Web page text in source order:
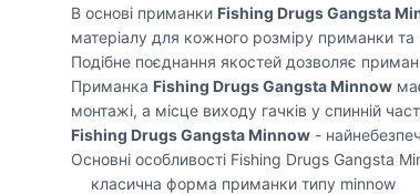
В основі приманки Fishing Drugs Gangsta
матеріалу для кожного розміру приманки та
Подібне поєднання якостей дозволяє
Приманка Fishing Drugs Gangsta Minnow
монтажі, а місце виходу гачків у спинній
Fishing Drugs Gangsta Minnow -
Основні особливості Fishing Drugs Gangsta
класична форма приманки типу minnow